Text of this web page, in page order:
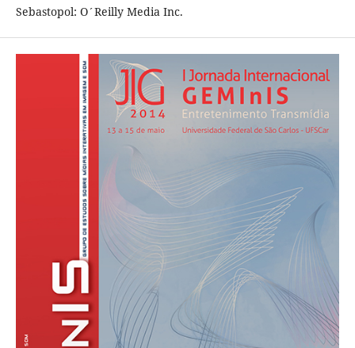
Sebastopol: O´Reilly Media Inc.